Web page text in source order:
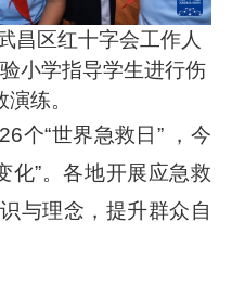
昌区红十字会工作人
小学指导学生进行伤
练。
个“世界急救日” ，今
化”。各地开展应急救
与理念，提升群众自